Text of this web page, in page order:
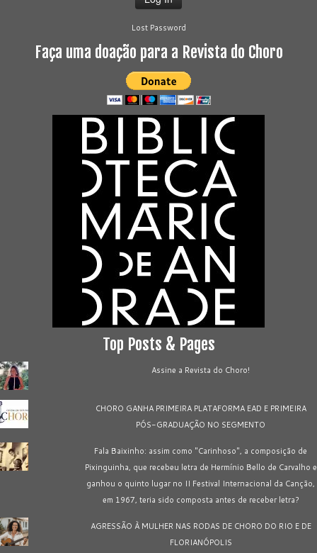
Lost Password
Faça uma doação para a Revista do Choro
Top Posts & Pages
Assine a Revista do Choro!
CHORO GANHA PRIMEIRA PLATAFORMA EAD E PRIMEIRA
PÓS-GRADUAÇÃO NO SEGMENTO
Fala Baixinho: assim como "Carinhoso", a composição de
Pixinguinha, que recebeu letra de Hermínio Bello de Carvalho e
ganhou o quinto lugar no II Festival Internacional da Canção,
em 1967, teria sido composta antes de receber letra?
AGRESSÃO À MULHER NAS RODAS DE CHORO DO RIO E DE
FLORIANÓPOLIS